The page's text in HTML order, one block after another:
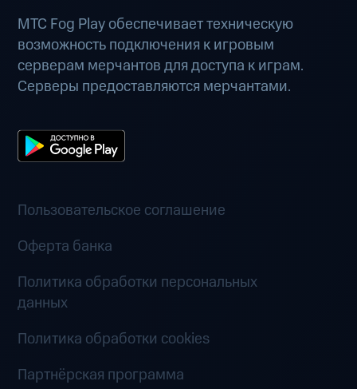
МТС Fog Play обеспечивает техническую
возможность подключения к игровым
серверам мерчантов для доступа к играм.
Серверы предоставляются мерчантами.
Пользовательское соглашение
Оферта банка
Политика обработки персональных
данных
Политика обработки cookies
Партнёрская программа